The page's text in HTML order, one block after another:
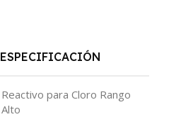
ESPECIFICACIÓN
Reactivo para Cloro Rango
Alto